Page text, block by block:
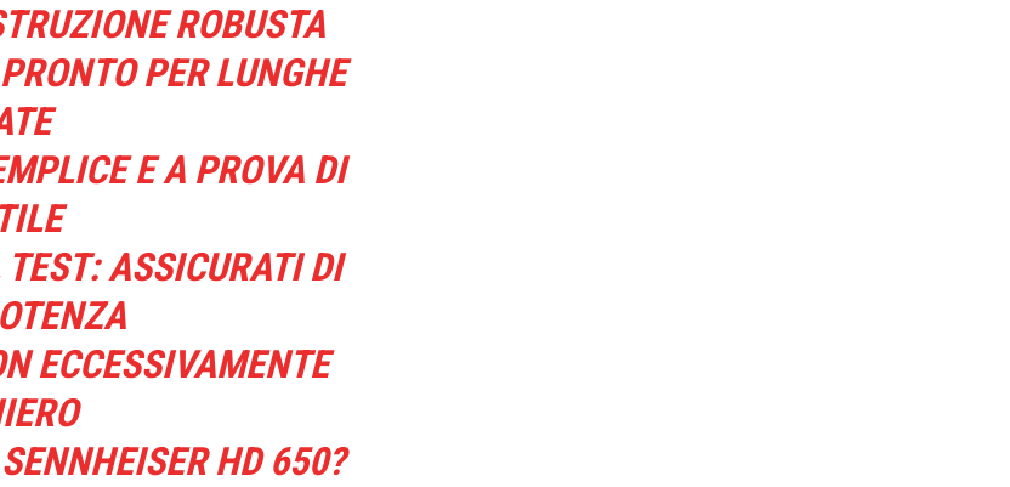
ROBUSTA
PER LUNGHE
E A PROVA DI
ASSICURATI DI
ECCESSIVAMENTE
HD 650?